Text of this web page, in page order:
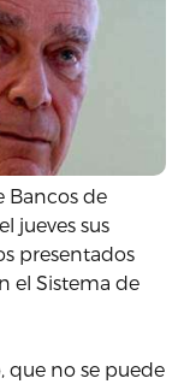
Bancos de
jueves sus
presentados
el Sistema de
que no se puede